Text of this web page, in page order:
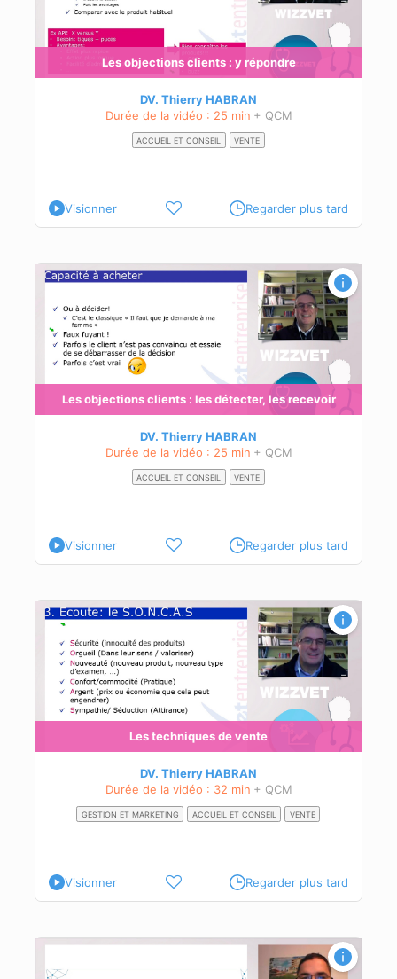
Les objections clients : y répondre
DV. Thierry HABRAN
Durée de la vidéo : 25 min + QCM
ACCUEIL ET CONSEIL VENTE
Visionner Regarder plus tard
Les objections clients : les détecter, les recevoir
DV. Thierry HABRAN
Durée de la vidéo : 25 min + QCM
ACCUEIL ET CONSEIL VENTE
Visionner Regarder plus tard
Les techniques de vente
DV. Thierry HABRAN
Durée de la vidéo : 32 min + QCM
GESTION ET MARKETING ACCUEIL ET CONSEIL VENTE
Visionner Regarder plus tard